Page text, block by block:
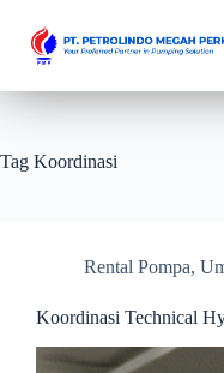
Tag Koordinasi
Rental Pompa,
Koordinasi Technical